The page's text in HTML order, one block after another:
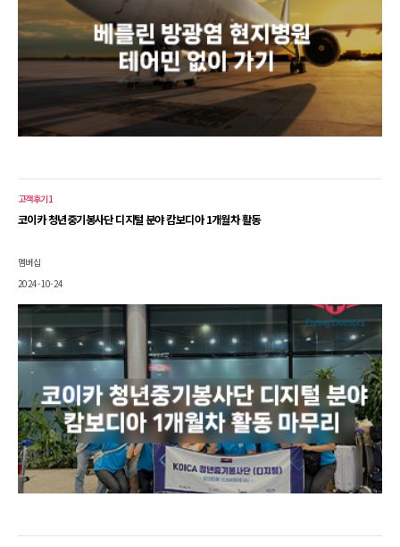
고객후기1
코이카 청년중기봉사단 디지털 분야 캄보디아 1개월차 활동
멤버십
2024-10-24